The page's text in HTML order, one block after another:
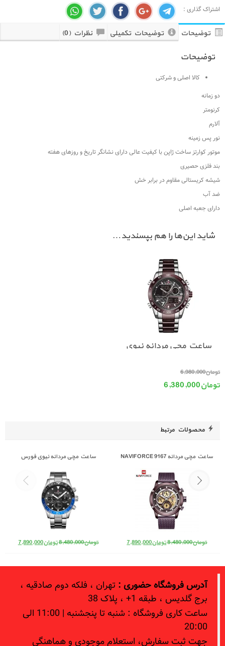
اشتراک گذاری :
توضیحات توضیحات تکمیلی نظرات (0)
توضیحات
کالا اصلی و شرکتی
دو زمانه
کرنومتر
آلارم
نور پس زمینه
موتور کوارتز ساخت ژاپن با کیفیت عالی دارای نشانگر تاریخ و روزهای هفته
بند فلزی حصیری
شیشه کریستالی مقاوم در برابر خش
ضد آب
دارای جعبه اصلی
شاید این‌ها را هم بپسندید…
ساعت مچی مردانه نیوی
تومان6,980,000قیمت اصلی: تومان6,980,000 بود.
تومان6,380,000
محصولات مرتبط
ساعت مچی مردانه NAVIFORCE 9167
تومان8,480,000قیمت اصلی: تومان8,480,000 بود.
تومان7,890,000قیمت فعلی: تومان7,890,000.
ساعت مچی مردانه نیوی فورس
تومان8,480,000قیمت اصلی: تومان8,480,000 بود.
تومان7,890,000قیمت
آدرس فروشگاه حضوری : تهران ، فلکه دوم صادقیه ،
برج گلدیس ، طبقه 1+ ، پلاک 38
ساعت کاری فروشگاه : شنبه تا پنجشنبه | 11:00 الی
20:00
جهت ثبت سفارش، استعلام موجودی و هماهنگی